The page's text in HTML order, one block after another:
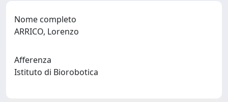
Nome completo
ARRICO, Lorenzo
Afferenza
Istituto di Biorobotica